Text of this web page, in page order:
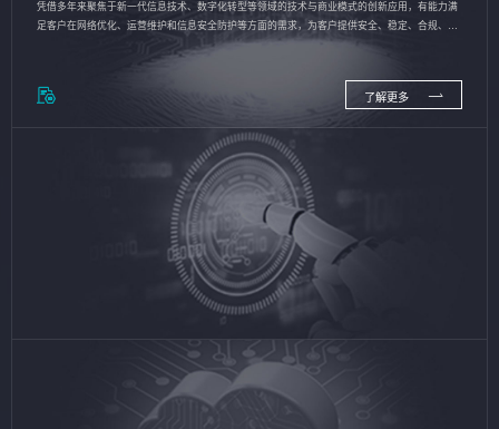
凭借多年来聚焦于新一代信息技术、数字化转型等领域的技术与商业模式的创新应用，有能力满
足客户在网络优化、运营维护和信息安全防护等方面的需求，为客户提供安全、稳定、合规、持
了解更多